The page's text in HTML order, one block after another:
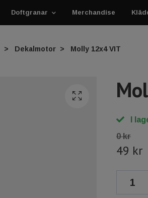
Doftgranar Merchandise
Dekalmotor Molly 12x4 VIT
I
0 kr
49 kr